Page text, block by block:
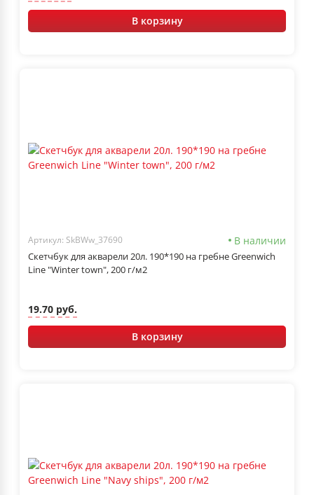
В корзину
Артикул: SkBWw_37690 В наличии
Скетчбук для акварели 20л. 190*190 на гребне Greenwich
Line "Winter town", 200 г/м2
19.70 руб.
В корзину